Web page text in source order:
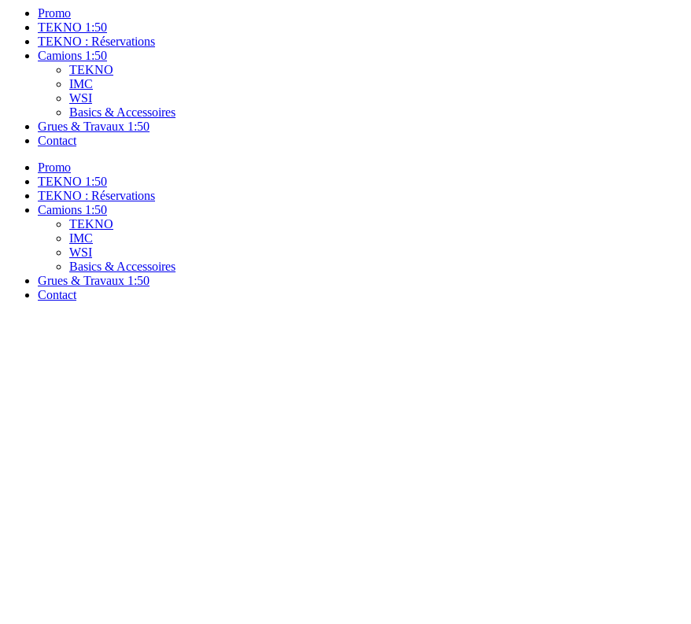
Promo
TEKNO 1:50
TEKNO : Réservations
Camions 1:50
TEKNO
IMC
WSI
Basics & Accessoires
Grues & Travaux 1:50
Contact
Promo
TEKNO 1:50
TEKNO : Réservations
Camions 1:50
TEKNO
IMC
WSI
Basics & Accessoires
Grues & Travaux 1:50
Contact